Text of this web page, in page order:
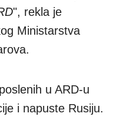
", rekla je
Ministarstva
u ARD-u
i napuste Rusiju.